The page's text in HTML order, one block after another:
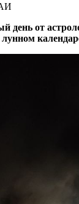
день от